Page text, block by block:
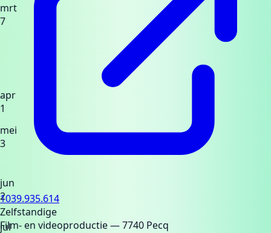
mrt
7
apr
1
mei
3
jun
2
jul
1039.935.614
Zelfstandige
Film- en videoproductie— 7740 Pecq